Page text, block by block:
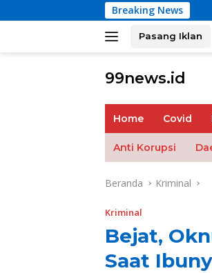
ke
Breaking News
Pasang Iklan
99news.id
Terbaik
Home Covid
Anti Korupsi
Beranda Kriminal
Kriminal
Bejat,
Saat